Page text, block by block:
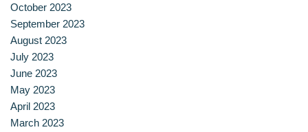
October 2023
September 2023
August 2023
July 2023
June 2023
May 2023
April 2023
March 2023